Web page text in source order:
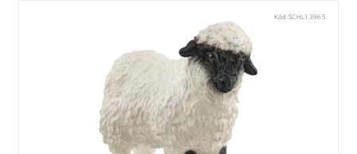
Kód:SCHL13965